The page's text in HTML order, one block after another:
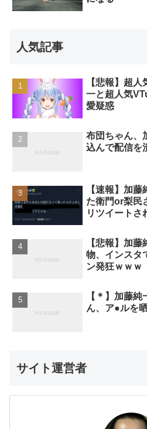
人気記事
【悲報】超
一と超人気
愛疑惑
布団ちゃん、
込んで配信を
【速報】加
た衛門or梨民
リツイートさ
【悲報】加
物、インスタ
ン発狂ｗｗｗ
【＊】加藤
ん、ア●ルを
サイト運営者